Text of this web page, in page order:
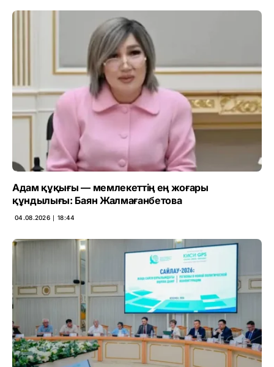
Адам құқығы — мемлекеттің ең жоғары
құндылығы: Баян Жалмағанбетова
04.08.2026 ∣ 18:44